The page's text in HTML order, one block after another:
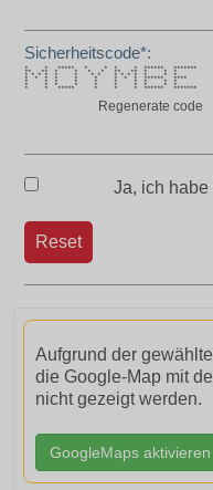
Sicherheitscode*:
* * ***** * * * * ****** *******
** ** * * * * ** ** * * *
* * * * * * * * * * * * * * *
* * * * * * * * * ****** ****
* * * * * * * * * *
* * * * * * * * * *
* * ***** * * * ****** *******
Regenerate code
Ja, ich habe
Reset
Aufgrund der
die Google-Map mit
nicht gezeigt werden.
GoogleMaps aktivieren